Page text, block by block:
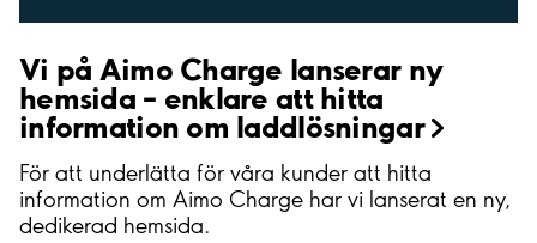
Vi på Aimo Charge lanserar ny
hemsida – enklare att hitta
information om laddlösningar
För att underlätta för våra kunder att hitta
information om Aimo Charge har vi lanserat en ny,
dedikerad hemsida.